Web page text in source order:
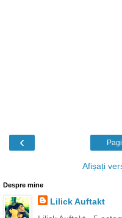
‹
Afișați
Despre mine
Lilick Auftakt